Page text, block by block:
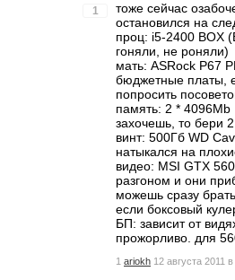
1
тоже сейчас
остановился на
проц: i5-2400 BOX
гоняли, не роняли)
мать: ASRock P67
бюджетные платы,
попросить
память: 2 * 4096Mb
захочешь, то бери
винт: 500Гб WD
натыкался на
видео: MSI GTX
разгоном и они
можешь сразу
если боксовый
БП: зависит от
прожорливо. для
1 ariokh 12 августа 2011